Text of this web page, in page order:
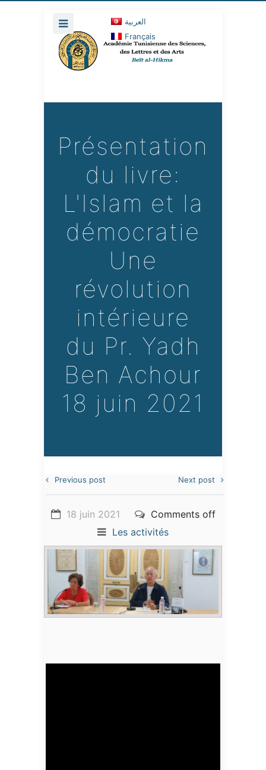
العربية
Français
Présentation
du livre:
L'Islam et la
démocratie
Une
révolution
intérieure
du Pr. Yadh
Ben Achour
18 juin 2021
Previous post Next post
18 juin 2021
Comments off
Les activités